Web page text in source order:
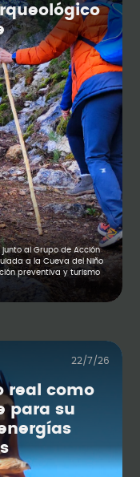
al Grupo de Acción
a la Cueva del Niño
preventiva y turismo
22/7/26
real como
para su